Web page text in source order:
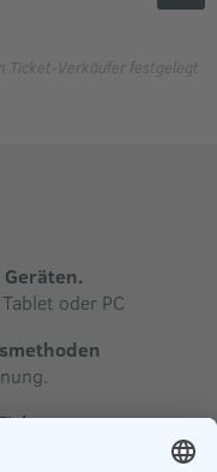
Ticket-Verkäufer festgelegt
oder PC
zu.
Zugang.